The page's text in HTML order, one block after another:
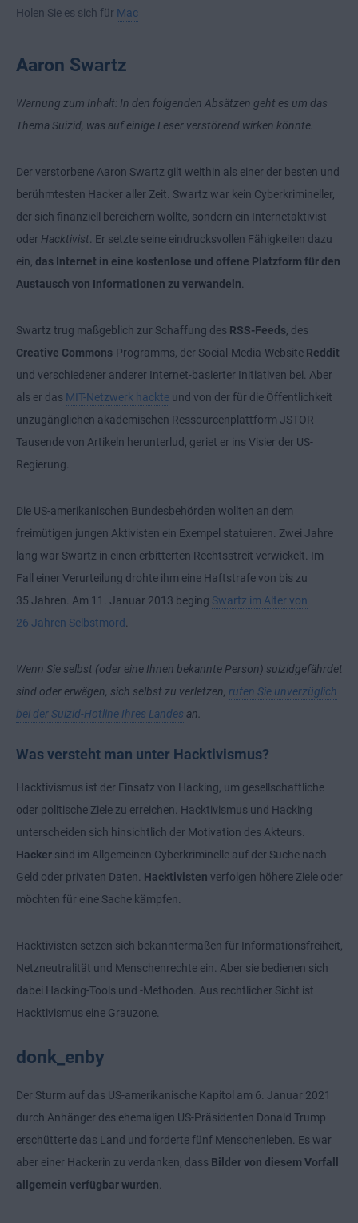
Holen Sie es sich für Mac
Aaron Swartz
Warnung zum Inhalt: In den folgenden Absätzen geht es um das
Thema Suizid, was auf einige Leser verstörend wirken könnte.
Der verstorbene Aaron Swartz gilt weithin als einer der besten und
berühmtesten Hacker aller Zeit. Swartz war kein Cyberkrimineller,
der sich finanziell bereichern wollte, sondern ein Internetaktivist
oder Hacktivist. Er setzte seine eindrucksvollen Fähigkeiten dazu
ein, das Internet in eine kostenlose und offene Platzform für den
Austausch von Informationen zu verwandeln.
Swartz trug maßgeblich zur Schaffung des RSS-Feeds, des
Creative Commons-Programms, der Social-Media-Website Reddit
und verschiedener anderer Internet-basierter Initiativen bei. Aber
als er das MIT-Netzwerk hackte und von der für die Öffentlichkeit
unzugänglichen akademischen Ressourcenplattform JSTOR
Tausende von Artikeln herunterlud, geriet er ins Visier der US-
Regierung.
Die US-amerikanischen Bundesbehörden wollten an dem
freimütigen jungen Aktivisten ein Exempel statuieren. Zwei Jahre
lang war Swartz in einen erbitterten Rechtsstreit verwickelt. Im
Fall einer Verurteilung drohte ihm eine Haftstrafe von bis zu
35 Jahren. Am 11. Januar 2013 beging Swartz im Alter von
26 Jahren Selbstmord .
Wenn Sie selbst (oder eine Ihnen bekannte Person) suizidgefährdet
sind oder erwägen, sich selbst zu verletzen, rufen Sie unverzüglich
bei der Suizid-Hotline Ihres Landes an.
Was versteht man unter Hacktivismus?
Hacktivismus ist der Einsatz von Hacking, um gesellschaftliche
oder politische Ziele zu erreichen. Hacktivismus und Hacking
unterscheiden sich hinsichtlich der Motivation des Akteurs.
Hacker sind im Allgemeinen Cyberkriminelle auf der Suche nach
Geld oder privaten Daten. Hacktivisten verfolgen höhere Ziele oder
möchten für eine Sache kämpfen.
Hacktivisten setzen sich bekanntermaßen für Informationsfreiheit,
Netzneutralität und Menschenrechte ein. Aber sie bedienen sich
dabei Hacking-Tools und -Methoden. Aus rechtlicher Sicht ist
Hacktivismus eine Grauzone.
donk_enby
Der Sturm auf das US-amerikanische Kapitol am 6. Januar 2021
durch Anhänger des ehemaligen US-Präsidenten Donald Trump
erschütterte das Land und forderte fünf Menschenleben. Es war
aber einer Hackerin zu verdanken, dass Bilder von diesem Vorfall
allgemein verfügbar wurden.